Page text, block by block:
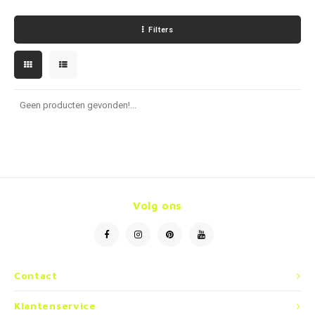
Kettingen
Armbanden
Reserveleesbrillen
Oordoppen
Filters
Geen producten gevonden!...
Contact
Volg ons
Klantenservice
Kettingen
Armbanden
Reserveleesbrillen
Oordoppen